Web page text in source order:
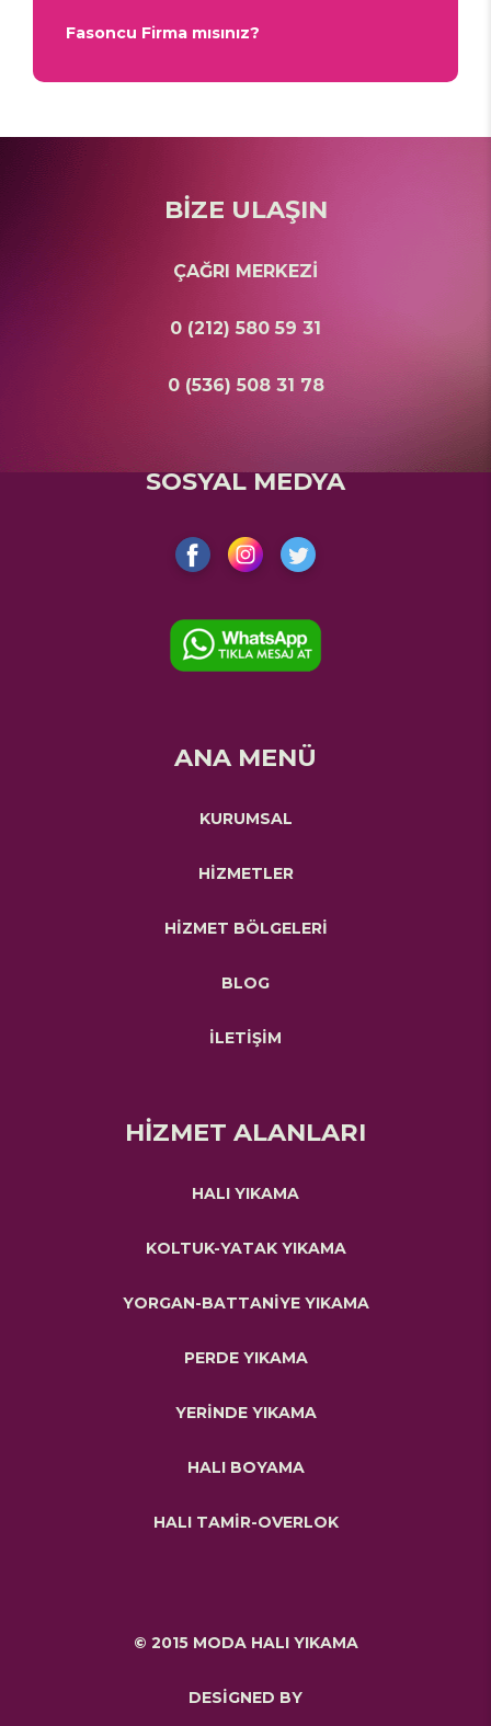
Fasoncu Firma mısınız?
BİZE ULAŞIN
ÇAĞRI MERKEZİ
0 (212) 580 59 31
0 (536) 508 31 78
SOSYAL MEDYA
ANA MENÜ
KURUMSAL
HİZMETLER
HİZMET BÖLGELERİ
BLOG
İLETİŞİM
HİZMET ALANLARI
HALI YIKAMA
KOLTUK-YATAK YIKAMA
YORGAN-BATTANİYE YIKAMA
PERDE YIKAMA
YERİNDE YIKAMA
HALI BOYAMA
HALI TAMİR-OVERLOK
© 2015 MODA HALI YIKAMA
DESİGNED BY